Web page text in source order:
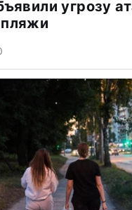
угрозу